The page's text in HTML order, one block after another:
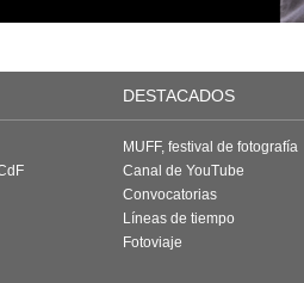
DESTACADOS
MUFF, festival de fotografía
Canal de YouTube
Convocatorias
Líneas de tiempo
Fotoviaje